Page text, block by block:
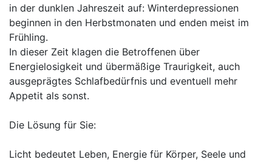
in der dunklen Jahreszeit auf: Winterdepressionen
beginnen in den Herbstmonaten und enden meist im
Frühling.
In dieser Zeit klagen die Betroffenen über
Energielosigkeit und übermäßige Traurigkeit, auch
ausgeprägtes Schlafbedürfnis und eventuell mehr
Appetit als sonst.
Die Lösung für Sie:
Licht bedeutet Leben, Energie für Körper, Seele und